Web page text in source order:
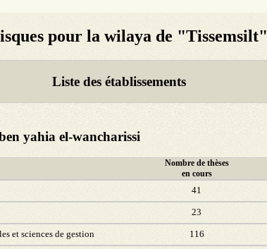
pour la wilaya de "Tissemsilt"
Liste des établissements
yahia el-wancharissi
Nombre de thèses
en cours
41
23
et sciences de gestion 116